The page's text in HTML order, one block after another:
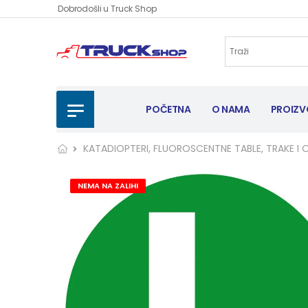
Dobrodošli u Truck Shop
POČETNA O NAMA
KATADIOPTERI, FLUOROSCENTNE TABLE, TRAKE I
NEMA NA ZALIHI